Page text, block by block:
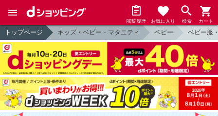
閲覧履歴 お気に入り 検索 カート
トップページ キッズ・ベビー・マタニティ ベビー ベビー服